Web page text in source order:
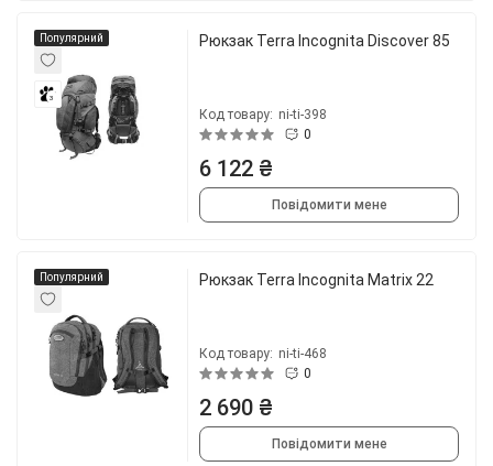
Популярний
3
Рюкзак Terra Incognita Discover 85
Код товару: ni-ti-398
0
6 122 ₴
Повідомити мене
Популярний Рюкзак Terra Incognita Matrix 22
Код товару: ni-ti-468
0
2 690 ₴
Повідомити мене